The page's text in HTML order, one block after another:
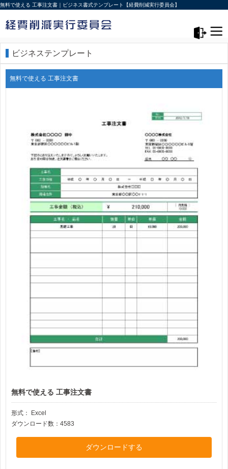
無料で使える 工事注文書｜ビジネス書式テンプレート【経費削減実行委員会】
ビジネステンプレート
無料で使える 工事注文書
無料で使える 工事注文書
形式：
Excel
ダウンロード数：4583
ダウンロードする